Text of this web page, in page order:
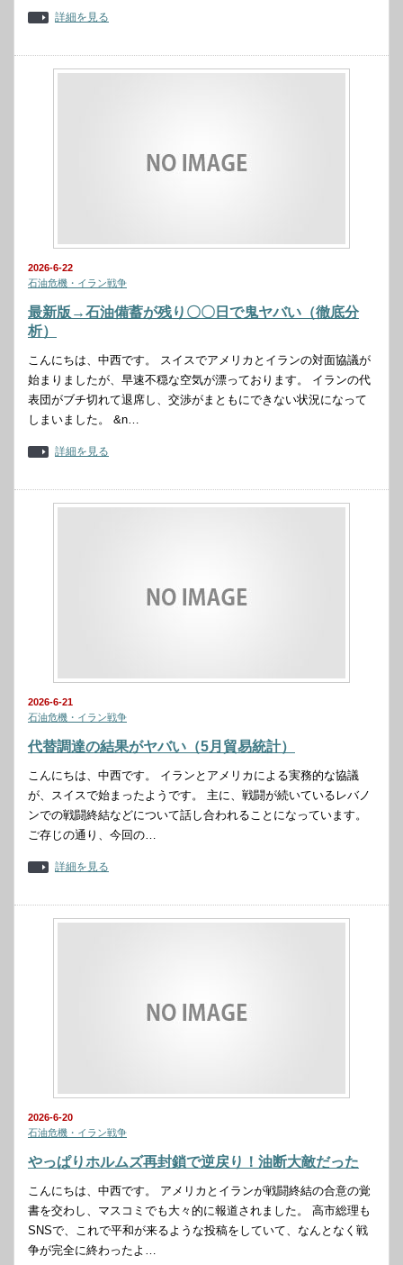
詳細を見る
2026-6-22
石油危機・イラン戦争
最新版→石油備蓄が残り〇〇日で鬼ヤバい（徹底分
析）
こんにちは、中西です。 スイスでアメリカとイランの対面協議が
始まりましたが、早速不穏な空気が漂っております。 イランの代
表団がブチ切れて退席し、交渉がまともにできない状況になって
しまいました。 &n…
詳細を見る
2026-6-21
石油危機・イラン戦争
代替調達の結果がヤバい（5月貿易統計）
こんにちは、中西です。 イランとアメリカによる実務的な協議
が、スイスで始まったようです。 主に、戦闘が続いているレバノ
ンでの戦闘終結などについて話し合われることになっています。
ご存じの通り、今回の…
詳細を見る
2026-6-20
石油危機・イラン戦争
やっぱりホルムズ再封鎖で逆戻り！油断大敵だった
こんにちは、中西です。 アメリカとイランが戦闘終結の合意の覚
書を交わし、マスコミでも大々的に報道されました。 高市総理も
SNSで、これで平和が来るような投稿をしていて、なんとなく戦
争が完全に終わったよ…